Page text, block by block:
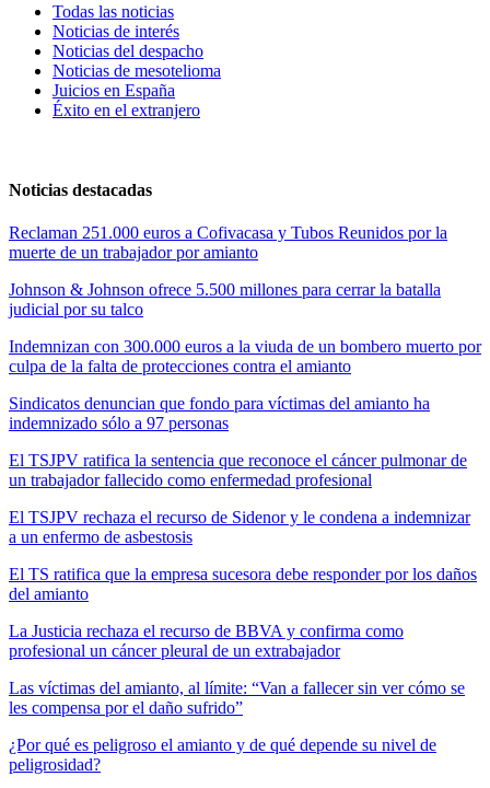
Todas las noticias
Noticias de interés
Noticias del despacho
Noticias de mesotelioma
Juicios en España
Éxito en el extranjero
Noticias destacadas
Reclaman 251.000 euros a Cofivacasa y Tubos Reunidos por la
muerte de un trabajador por amianto
Johnson & Johnson ofrece 5.500 millones para cerrar la batalla
judicial por su talco
Indemnizan con 300.000 euros a la viuda de un bombero muerto por
culpa de la falta de protecciones contra el amianto
Sindicatos denuncian que fondo para víctimas del amianto ha
indemnizado sólo a 97 personas
El TSJPV ratifica la sentencia que reconoce el cáncer pulmonar de
un trabajador fallecido como enfermedad profesional
El TSJPV rechaza el recurso de Sidenor y le condena a indemnizar
a un enfermo de asbestosis
El TS ratifica que la empresa sucesora debe responder por los daños
del amianto
La Justicia rechaza el recurso de BBVA y confirma como
profesional un cáncer pleural de un extrabajador
Las víctimas del amianto, al límite: “Van a fallecer sin ver cómo se
les compensa por el daño sufrido”
¿Por qué es peligroso el amianto y de qué depende su nivel de
peligrosidad?